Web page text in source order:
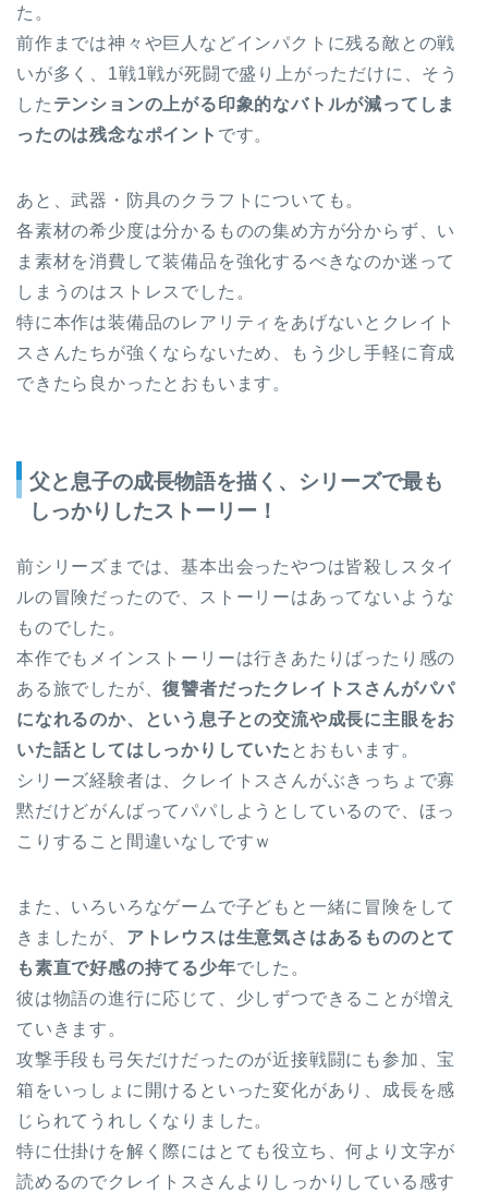
た。
前作までは神々や巨人などインパクトに残る敵との戦
いが多く、1戦1戦が死闘で盛り上がっただけに、そう
した テンションの上がる印象的なバトルが減ってしま
ったのは残念なポイント です。
あと、武器・防具のクラフトについても。
各素材の希少度は分かるものの集め方が分からず、い
ま素材を消費して装備品を強化するべきなのか迷って
しまうのはストレスでした。
特に本作は装備品のレアリティをあげないとクレイト
スさんたちが強くならないため、もう少し手軽に育成
できたら良かったとおもいます。
父と息子の成長物語を描く、シリーズで最も
しっかりしたストーリー！
前シリーズまでは、基本出会ったやつは皆殺しスタイ
ルの冒険だったので、ストーリーはあってないような
ものでした。
本作でもメインストーリーは行きあたりばったり感の
ある旅でしたが、復讐者だったクレイトスさんがパパ
になれるのか、という息子との交流や成長に主眼をお
いた話としてはしっかりしていた とおもいます。
シリーズ経験者は、クレイトスさんがぶきっちょで寡
黙だけどがんばってパパしようとしているので、ほっ
こりすること間違いなしですｗ
また、いろいろなゲームで子どもと一緒に冒険をして
きましたが、 アトレウスは生意気さはあるもののとて
も素直で好感の持てる少年でした。
彼は物語の進行に応じて、少しずつできることが増え
ていきます。
攻撃手段も弓矢だけだったのが近接戦闘にも参加、宝
箱をいっしょに開けるといった変化があり、成長を感
じられてうれしくなりました。
特に仕掛けを解く際にはとても役立ち、何より文字が
読めるのでクレイトスさんよりしっかりしている感す